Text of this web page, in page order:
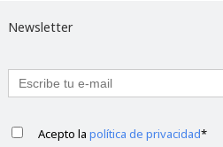
Newsletter
Acepto lapolítica de privacidad*